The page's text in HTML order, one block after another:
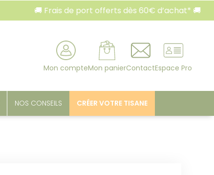
🚚 Frais de port offerts dès 60€ d’achat* 🚚
Mon compteMon panierContactEspace Pro
NOS CONSEILS CRÉER VOTRE TISANE